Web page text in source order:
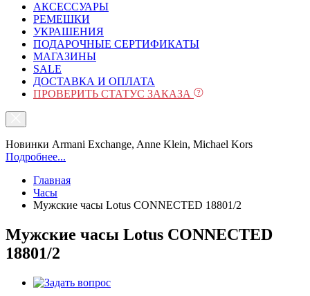
АКСЕССУАРЫ
РЕМЕШКИ
УКРАШЕНИЯ
ПОДАРОЧНЫЕ СЕРТИФИКАТЫ
МАГАЗИНЫ
SALE
ДОСТАВКА И ОПЛАТА
ПРОВЕРИТЬ СТАТУС ЗАКАЗА
Новинки Armani Exchange, Anne Klein, Michael Kors
Подробнее...
Главная
Часы
Мужские часы Lotus CONNECTED 18801/2
Мужские часы Lotus CONNECTED
18801/2